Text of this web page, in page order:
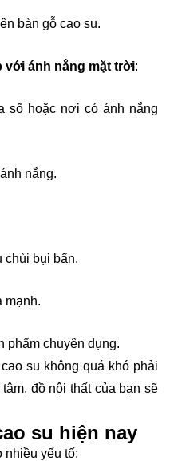
bàn gỗ cao su.
với ánh nắng mặt trời:
sổ hoặc nơi có ánh nắng
nắng.
chùi bụi bẩn.
mạnh.
phẩm chuyên dụng.
su không quá khó phải
đồ nội thất của bạn sẽ
su hiện nay
nhiều yếu tố: